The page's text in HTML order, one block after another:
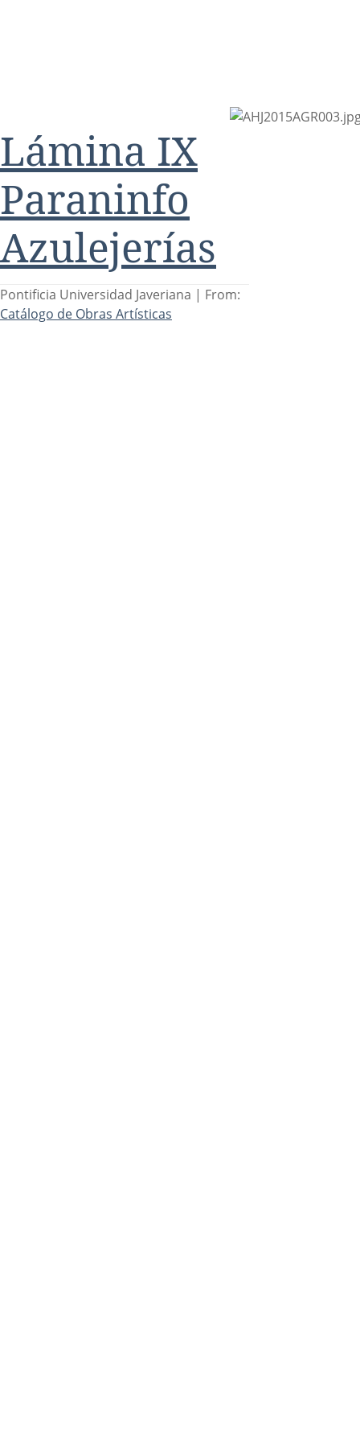
Lámina IX
Paraninfo
Azulejerías
Pontificia Universidad Javeriana | From:
Catálogo de Obras Artísticas